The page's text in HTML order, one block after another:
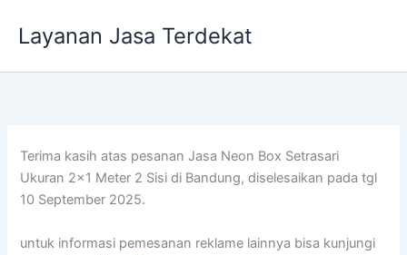
Layanan Jasa Terdekat
Terima kasih atas pesanan Jasa Neon Box Setrasari
Ukuran 2×1 Meter 2 Sisi di Bandung, diselesaikan pada tgl
10 September 2025.
untuk informasi pemesanan reklame lainnya bisa kunjungi